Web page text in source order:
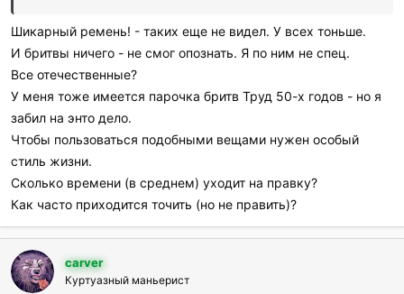
Шикарный ремень! - таких еще не видел. У всех тоньше.
И бритвы ничего - не смог опознать. Я по ним не спец.
Все отечественные?
У меня тоже имеется парочка бритв Труд 50-х годов - но я
забил на энто дело.
Чтобы пользоваться подобными вещами нужен особый
стиль жизни.
Сколько времени (в среднем) уходит на правку?
Как часто приходится точить (но не править)?
carver
Куртуазный маньерист